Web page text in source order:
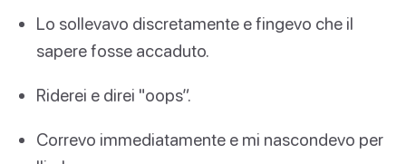
Lo sollevavo discretamente e fingevo che il
sapere fosse accaduto.
Riderei e direi "oops”.
Correvo immediatamente e mi nascondevo per